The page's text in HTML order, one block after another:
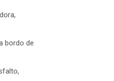
bordo de